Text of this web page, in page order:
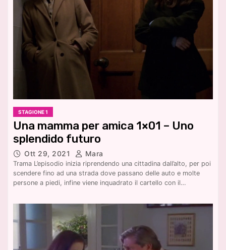
STAGIONE 1
Una mamma per amica 1×01 – Uno
splendido futuro
Ott 29, 2021 Mara
Trama L’episodio inizia riprendendo una cittadina dall’alto, per poi
scendere fino ad una strada dove passano delle auto e molte
persone a piedi, infine viene inquadrato il cartello con il…